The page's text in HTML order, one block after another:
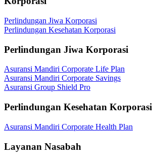
Perlindungan Jiwa Korporasi
Perlindungan Kesehatan Korporasi
Perlindungan Jiwa Korporasi
Asuransi Mandiri Corporate Life Plan
Asuransi Mandiri Corporate Savings
Asuransi Group Shield Pro
Perlindungan Kesehatan Korporasi
Asuransi Mandiri Corporate Health Plan
Layanan Nasabah